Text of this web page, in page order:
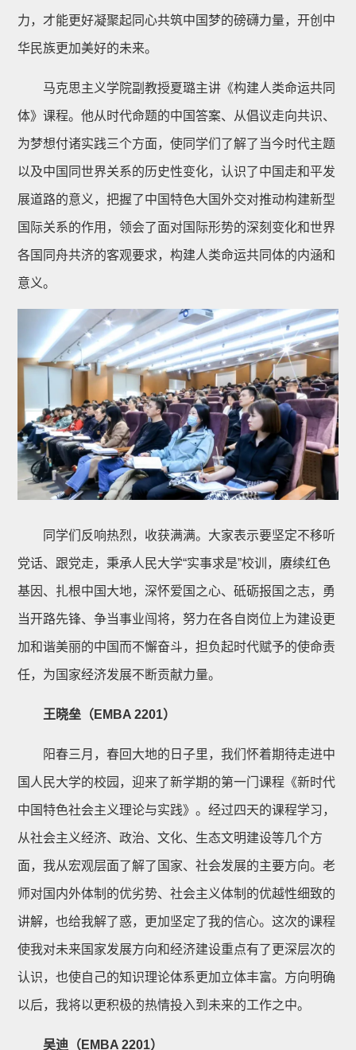
力，才能更好凝聚起同心共筑中国梦的磅礴力量，开创中
华民族更加美好的未来。
马克思主义学院副教授夏璐主讲《构建人类命运共同
体》课程。他从时代命题的中国答案、从倡议走向共识、
为梦想付诸实践三个方面，使同学们了解了当今时代主题
以及中国同世界关系的历史性变化，认识了中国走和平发
展道路的意义，把握了中国特色大国外交对推动构建新型
国际关系的作用，领会了面对国际形势的深刻变化和世界
各国同舟共济的客观要求，构建人类命运共同体的内涵和
意义。
同学们反响热烈，收获满满。大家表示要坚定不移听
党话、跟党走，秉承人民大学“实事求是”校训，赓续红色
基因、扎根中国大地，深怀爱国之心、砥砺报国之志，勇
当开路先锋、争当事业闯将，努力在各自岗位上为建设更
加和谐美丽的中国而不懈奋斗，担负起时代赋予的使命责
任，为国家经济发展不断贡献力量。
王晓垒（EMBA 2201）
阳春三月，春回大地的日子里，我们怀着期待走进中
国人民大学的校园，迎来了新学期的第一门课程《新时代
中国特色社会主义理论与实践》。经过四天的课程学习，
从社会主义经济、政治、文化、生态文明建设等几个方
面，我从宏观层面了解了国家、社会发展的主要方向。老
师对国内外体制的优劣势、社会主义体制的优越性细致的
讲解，也给我解了惑，更加坚定了我的信心。这次的课程
使我对未来国家发展方向和经济建设重点有了更深层次的
认识，也使自己的知识理论体系更加立体丰富。方向明确
以后，我将以更积极的热情投入到未来的工作之中。
吴迪（EMBA 2201）